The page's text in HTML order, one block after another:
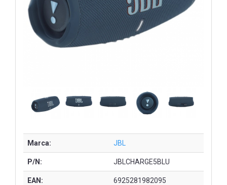
Marca: JBL
P/N: JBLCHARGE5BLU
EAN: 6925281982095